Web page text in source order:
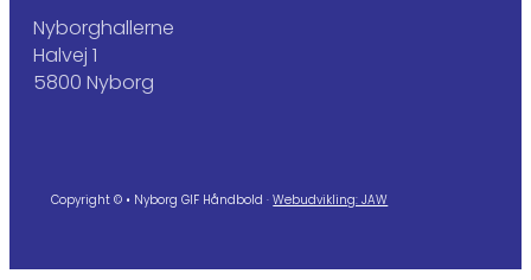
Nyborghallerne
Halvej 1
5800 Nyborg
Copyright © • Nyborg GIF Håndbold ·Webudvikling: JAW